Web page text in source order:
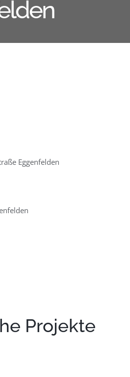
Eggenfelden
Projekte